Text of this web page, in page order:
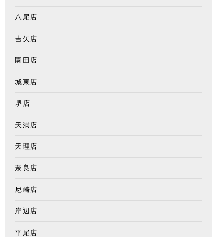
八尾店
吉矢店
園田店
城東店
堺店
天満店
天理店
奈良店
尼崎店
岸辺店
平尾店